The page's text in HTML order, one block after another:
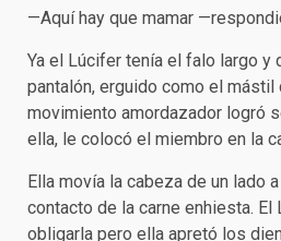
—Aquí hay que mamar
Ya el Lúcifer tenía el falo largo y
pantalón, erguido como el mástil
movimiento amordazador logró
ella, le colocó el miembro en la
Ella movía la cabeza de un lado
contacto de la carne enhiesta. El
obligarla pero ella apretó los